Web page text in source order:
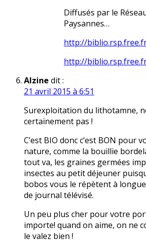
Diffusés par le
Paysannes…
http://
http://
Alzine dit :
21 avril 2015 à 6:51
Surexploitation du lithotamne,
certainement pas !
C’est BIO donc c’est BON pour
nature, comme la bouillie
tout va, les graines germées
insectes au petit déjeuner
bobos vous le répètent à
de journal télévisé.
Un peu plus cher pour votre
importe! quand on aime, on ne
le valez bien !